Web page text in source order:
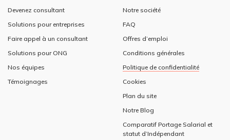
Devenez consultant
Solutions pour entreprises
Faire appel à un consultant
Solutions pour ONG
Nos équipes
Témoignages
Notre société
FAQ
Offres d’emploi
Conditions générales
Politique de confidentialité
Cookies
Plan du site
Notre Blog
Comparatif Portage Salarial et
statut d’Indépendant